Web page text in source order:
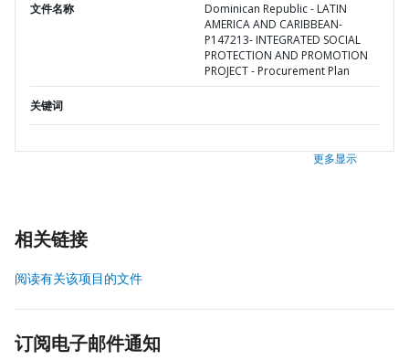
文件名称
Dominican Republic - LATIN
AMERICA AND CARIBBEAN-
P147213- INTEGRATED SOCIAL
PROTECTION AND PROMOTION
PROJECT - Procurement Plan
关键词
更多显示
相关链接
阅读有关该项目的文件
订阅电子邮件通知